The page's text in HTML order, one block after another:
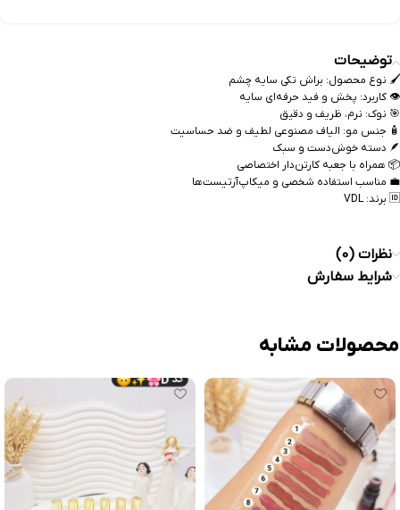
توضیحات
🖌 نوع محصول: براش تکی سایه چشم
👁 کاربرد: پخش و فید حرفه‌ای سایه
🎯 نوک: نرم، ظریف و دقیق
🧴 جنس مو: الیاف مصنوعی لطیف و ضد حساسیت
🪶 دسته خوش‌دست و سبک
📦 همراه با جعبه کارتن‌دار اختصاصی
💼 مناسب استفاده شخصی و میکاپ‌آرتیست‌ها
🆔 برند: VDL
نظرات (0)
شرایط سفارش
محصولات مشابه